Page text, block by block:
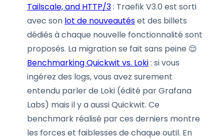
Tailscale, and HTTP/3: Traefik V3.0 est sorti
avec son lot de nouveautéset des billets
dédiés à chaque nouvelle fonctionnalité sont
proposés. La migration se fait sans peine 😌
Benchmarking Quickwit vs. Loki: si vous
ingérez des logs, vous avez surement
entendu parler de Loki (édité par Grafana
Labs) mais il y a aussi Quickwit. Ce
benchmark réalisé par ces derniers montre
les forces et faiblesses de chaque outil. En